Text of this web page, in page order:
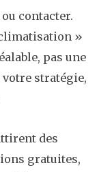
contacter.
»
pas une
votre stratégie,
des
gratuites,